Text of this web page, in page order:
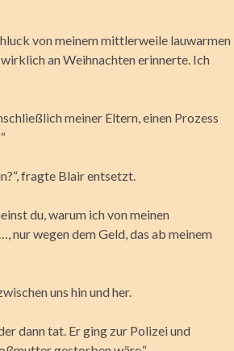
von meinem mittlerweile lauwarmen
an Weihnachten erinnerte. Ich
meiner Eltern, einen Prozess
fragte Blair entsetzt.
du, warum ich von meinen
nur wegen dem Geld, das ab meinem
uns hin und her.
dann tat. Er ging zur Polizei und